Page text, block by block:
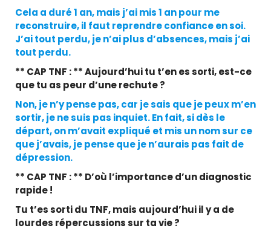
Cela a duré 1 an, mais j’ai mis 1 an pour me
reconstruire, il faut reprendre confiance en soi.
J’ai tout perdu, je n’ai plus d’absences, mais j’ai
tout perdu.
** CAP TNF : ** Aujourd’hui tu t’en es sorti, est-ce
que tu as peur d’une rechute ?
Non, je n’y pense pas, car je sais que je peux m’en
sortir, je ne suis pas inquiet. En fait, si dès le
départ, on m’avait expliqué et mis un nom sur ce
que j’avais, je pense que je n’aurais pas fait de
dépression.
** CAP TNF : ** D’où l’importance d’un diagnostic
rapide !
Tu t’es sorti du TNF, mais aujourd’hui il y a de
lourdes répercussions sur ta vie ?